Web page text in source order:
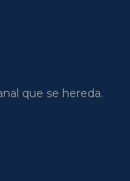
que se hereda.